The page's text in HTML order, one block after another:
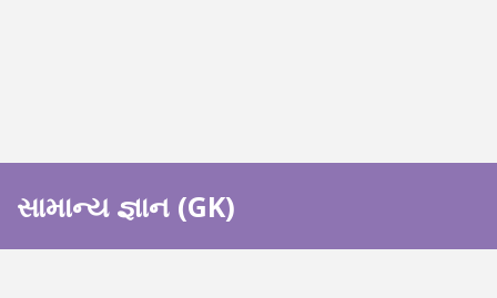
સામાન્ય જ્ઞાન (GK)